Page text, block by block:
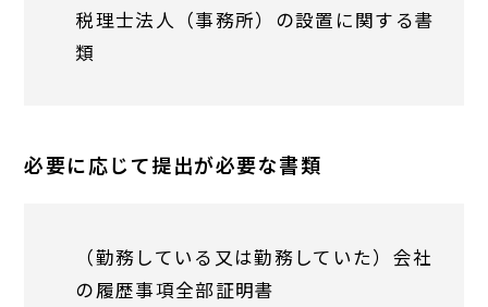
税理士法人（事務所）の設置に関する書
類
必要に応じて提出が必要な書類
（勤務している又は勤務していた）会社
の履歴事項全部証明書